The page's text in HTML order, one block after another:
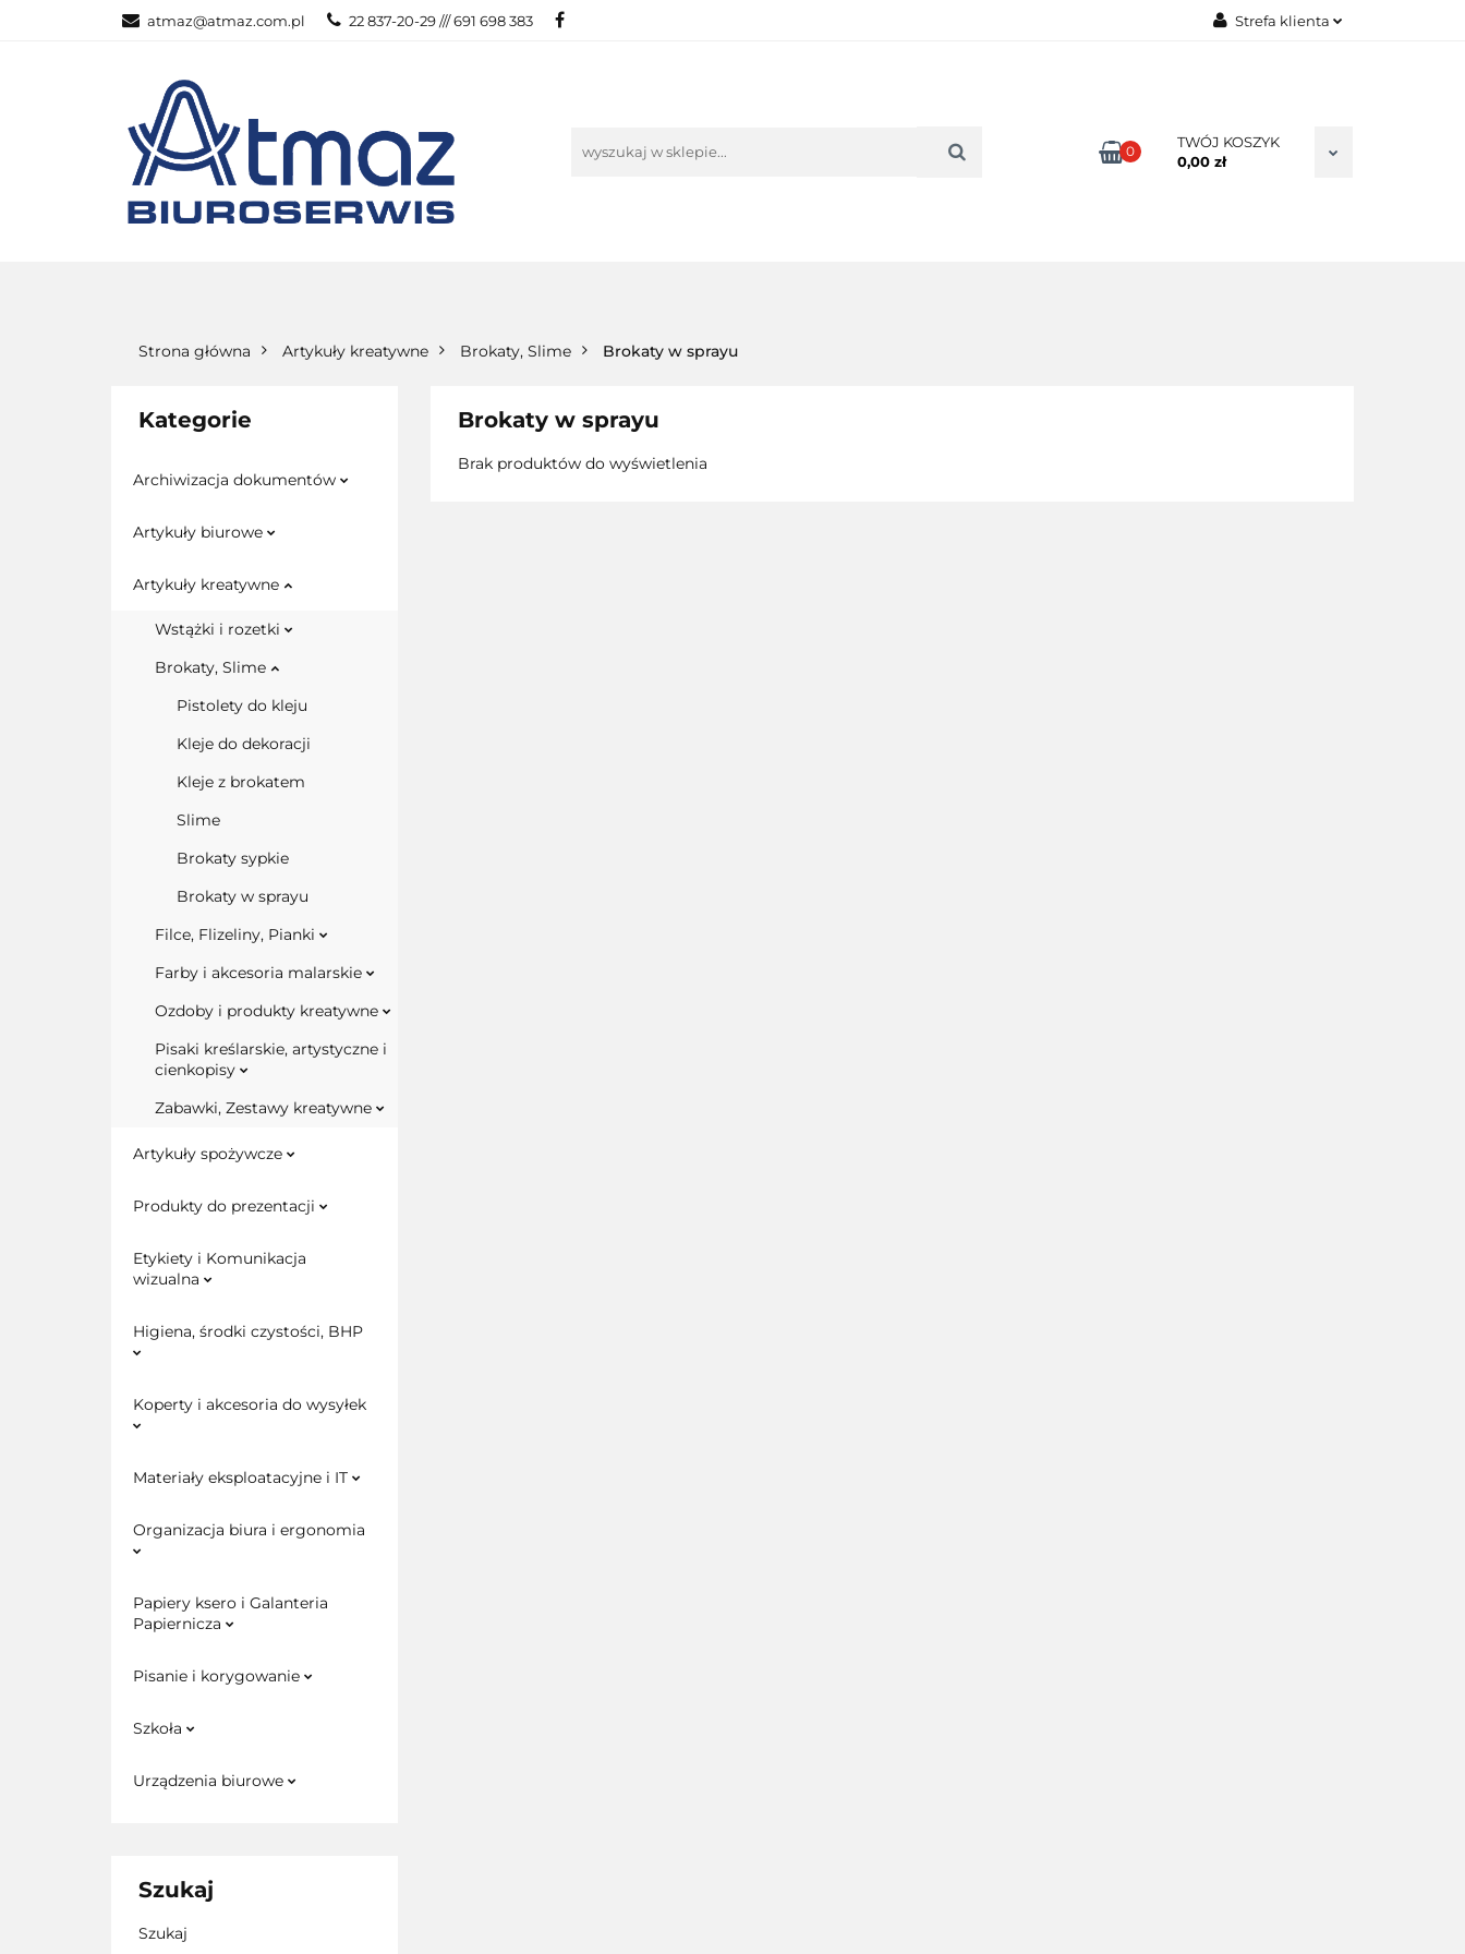
atmaz@atmaz.com.pl 22 837-20-29 /// 691 698 383 Strefa klienta
Dodaj zgłoszenie
0
TWÓJ KOSZYK
0,00 zł
Strona główna Artykuły kreatywne Brokaty, Slime Brokaty w sprayu
Kategorie
Archiwizacja dokumentów
Artykuły biurowe
Artykuły kreatywne
Wstążki i rozetki
Brokaty, Slime
Pistolety do kleju
Kleje do dekoracji
Kleje z brokatem
Slime
Brokaty sypkie
Brokaty w sprayu
Filce, Flizeliny, Pianki
Farby i akcesoria malarskie
Ozdoby i produkty kreatywne
Pisaki kreślarskie, artystyczne i
cienkopisy
Zabawki, Zestawy kreatywne
Artykuły spożywcze
Produkty do prezentacji
Etykiety i Komunikacja
wizualna
Higiena, środki czystości, BHP
Koperty i akcesoria do wysyłek
Materiały eksploatacyjne i IT
Organizacja biura i ergonomia
Papiery ksero i Galanteria
Papiernicza
Pisanie i korygowanie
Szkoła
Urządzenia biurowe
Szukaj
Szukaj
Brokaty w sprayu
Brak produktów do wyświetlenia